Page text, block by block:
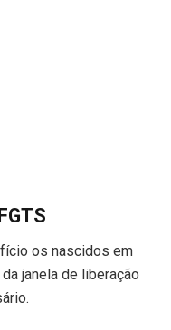
os nascidos em
janela de liberação